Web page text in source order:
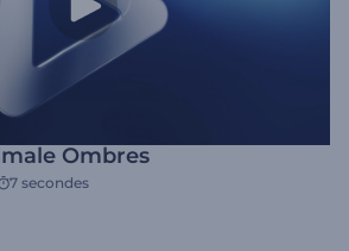
Ombres
7 secondes